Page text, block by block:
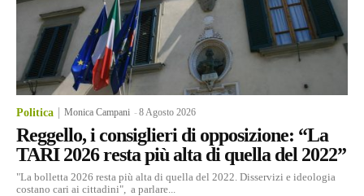
Politica Monica Campani -8 Agosto 2026
Reggello, i consiglieri di opposizione: “La
TARI 2026 resta più alta di quella del 2022”
"La bolletta 2026 resta più alta di quella del 2022. Disservizi e ideologia
costano cari ai cittadini", a parlare...